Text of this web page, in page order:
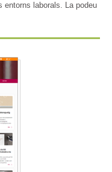
entorns laborals. La podeu